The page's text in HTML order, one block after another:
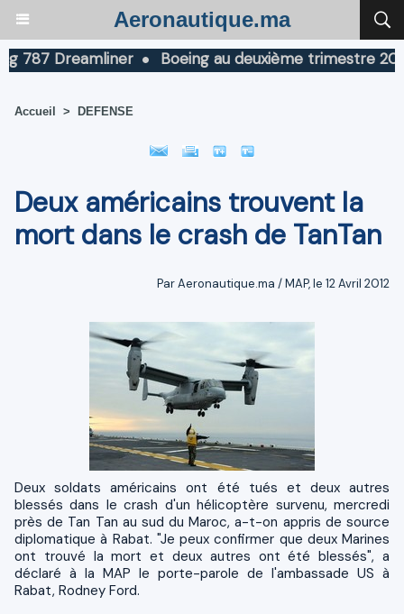
Aeronautique.ma
Dreamliner Boeing au deuxième trimestre 2026 :
Accueil > DEFENSE
Deux américains trouvent la
mort dans le crash de TanTan
Par Aeronautique.ma / MAP, le 12 Avril 2012
Deux soldats américains ont été tués et deux autres
blessés dans le crash d'un hélicoptère survenu, mercredi
près de Tan Tan au sud du Maroc, a-t-on appris de source
diplomatique à Rabat. "Je peux confirmer que deux Marines
ont trouvé la mort et deux autres ont été blessés", a
déclaré à la MAP le porte-parole de l'ambassade US à
Rabat, Rodney Ford.